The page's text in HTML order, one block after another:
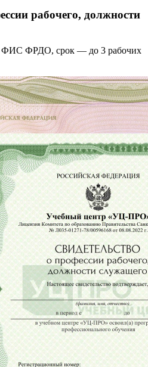
рабочего, должности
ФИС ФРДО, срок — до 3 рабочих